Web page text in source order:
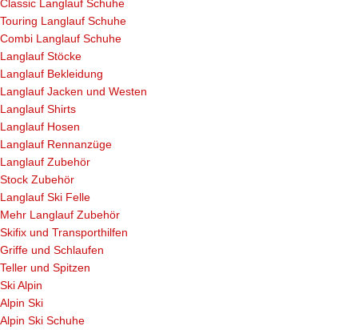
Classic Langlauf Schuhe
Touring Langlauf Schuhe
Combi Langlauf Schuhe
Langlauf Stöcke
Langlauf Bekleidung
Langlauf Jacken und Westen
Langlauf Shirts
Langlauf Hosen
Langlauf Rennanzüge
Langlauf Zubehör
Stock Zubehör
Langlauf Ski Felle
Mehr Langlauf Zubehör
Skifix und Transporthilfen
Griffe und Schlaufen
Teller und Spitzen
Ski Alpin
Alpin Ski
Alpin Ski Schuhe